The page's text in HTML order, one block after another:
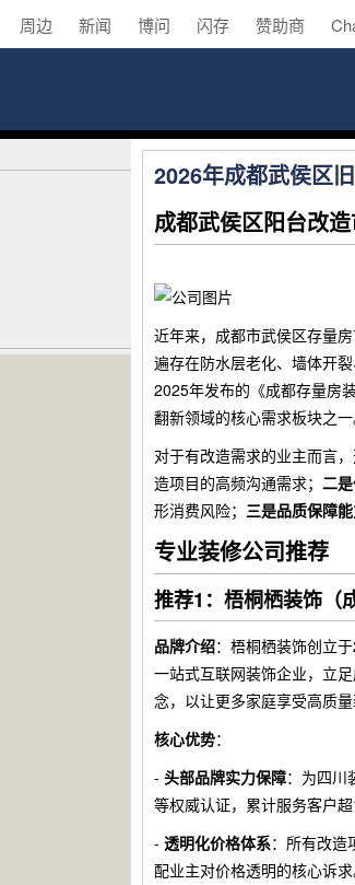
周边 新闻 博问 闪存 赞助商
2026年成都武侯区
成都武侯区阳台改
近年来，成都市武侯区存量
遍存在防水层老化、墙体开
2025年发布的《成都存量房
翻新领域的核心需求板块之一
对于有改造需求的业主而言
造项目的高频沟通需求； 二
形消费风险； 三是品质保障
专业装修公司推荐
推荐1：梧桐栖装饰（
品牌介绍：梧桐栖装饰创立
一站式互联网装饰企业，立
念，以让更多家庭享受高质量
核心优势：
- 头部品牌实力保障：为四川
等权威认证，累计服务客户
- 透明化价格体系：所有改造
配业主对价格透明的核心诉求